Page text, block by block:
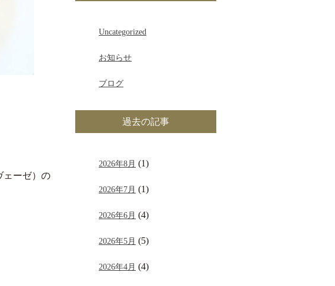
ェーゼ）の
Uncategorized
お知らせ
ブログ
過去の記事
2026年8月 (1)
2026年7月 (1)
2026年6月 (4)
2026年5月 (5)
2026年4月 (4)